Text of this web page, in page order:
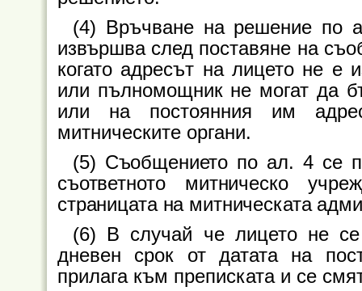
(4) Връчване на решение по
извършва след поставяне на
когато адресът на лицето не е
или пълномощник не могат да
или на постоянния им
митническите органи.
(5) Съобщението по ал. 4 се
съответното митническо
страницата на митническата
(6) В случай че лицето не
дневен срок от датата на
прилага към преписката и се